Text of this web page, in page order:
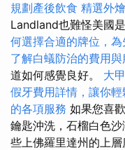
規劃產後飲食 精選外
Landland也難怪美國
何選擇合適的牌位，
了解白蟻防治的費用與
道如何感覺良好。 大
假牙費用詳情，讓你
的各項服務 如果您喜
鑰匙沖洗，石榴白色
些上佛羅里達州的上層